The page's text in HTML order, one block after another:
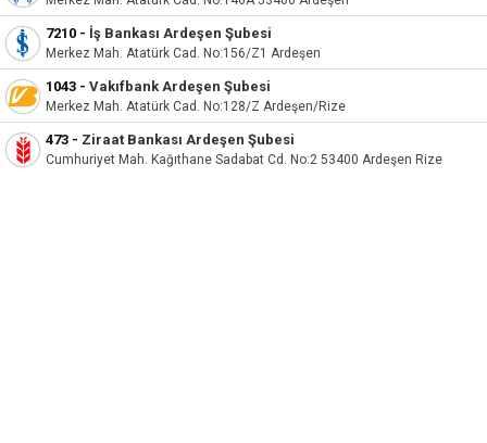
7210 - İş Bankası Ardeşen Şubesi
Merkez Mah. Atatürk Cad. No:156/Z1 Ardeşen
1043 - Vakıfbank Ardeşen Şubesi
Merkez Mah. Atatürk Cad. No:128/Z Ardeşen/Rize
473 - Ziraat Bankası Ardeşen Şubesi
Cumhuriyet Mah. Kağıthane Sadabat Cd. No:2 53400 Ardeşen Rize